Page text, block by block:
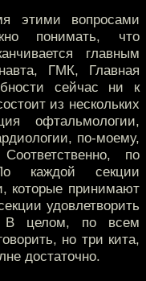
этими вопросами
понимать, что
главным
ГМК, Главная
сейчас ни к
из нескольких
офтальмологии,
по-моему,
по
каждой секции
которые принимают
удовлетворить
В целом, по всем
но три кита,
достаточно.